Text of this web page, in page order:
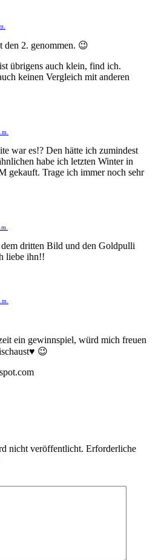
den 2. genommen. 😉
übrigens auch klein, find ich.
keinen Vergleich mit anderen
war es!? Den hätte ich zumindest
habe ich letzten Winter in
gekauft. Trage ich immer noch sehr
dritten Bild und den Goldpulli
liebe ihn!!
ein gewinnspiel, würd mich freuen
😉
nicht veröffentlicht. Erforderliche